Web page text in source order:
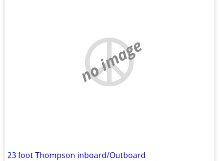
no image
23 foot Thompson inboard/Outboard